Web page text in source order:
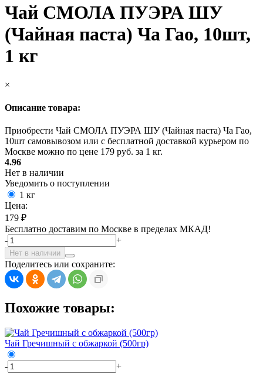
Чай СМОЛА ПУЭРА ШУ
(Чайная паста) Ча Гао, 10шт,
1 кг
×
Описание товара:
Приобрести Чай СМОЛА ПУЭРА ШУ (Чайная паста) Ча Гао,
10шт самовывозом или с бесплатной доставкой курьером по
Москве можно по цене 179 руб. за 1 кг.
4.96
Нет в наличии
Уведомить о поступлении
1 кг
Цена:
179 ₽
Бесплатно доставим по Москве в пределах МКАД!
-
+
Нет в наличии
Поделитесь или сохраните:
Похожие товары:
Чай Гречишный с обжаркой (500гр)
-
+